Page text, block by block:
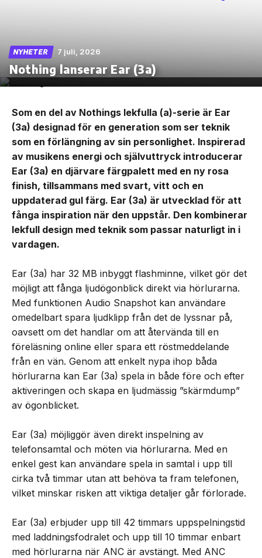
Skip
the
NYHETER 7 juli, 2026
Nothing lanserar Ear (3a)
Som en del av Nothings lekfulla (a)-serie är Ear
(3a) designad för en generation som ser teknik
som en förlängning av sin personlighet. Inspirerad
av musikens energi och självuttryck introducerar
Ear (3a) en djärvare färgpalett med en ny rosa
finish, tillsammans med svart, vitt och en
uppdaterad gul färg. Ear (3a) är utvecklad för att
fånga inspiration när den uppstår. Den kombinerar
lekfull design med teknik som passar naturligt in i
vardagen.
Ear (3a) har 32 MB inbyggt flashminne, vilket gör det
möjligt att fånga ljudögonblick direkt via hörlurarna.
Med funktionen Audio Snapshot kan användare
omedelbart spara ljudklipp från det de lyssnar på,
oavsett om det handlar om att återvända till en
föreläsning online eller spara ett röstmeddelande
från en vän. Genom att enkelt nypa ihop båda
hörlurarna kan Ear (3a) spela in både före och efter
aktiveringen och skapa en ljudmässig ”skärmdump”
av ögonblicket.
Ear (3a) möjliggör även direkt inspelning av
telefonsamtal och möten via hörlurarna. Med en
enkel gest kan användare spela in samtal i upp till
cirka två timmar utan att behöva ta fram telefonen,
vilket minskar risken att viktiga detaljer går förlorade.
Ear (3a) erbjuder upp till 42 timmars uppspelningstid
med laddningsfodralet och upp till 10 timmar enbart
med hörlurarna när ANC är avstängt. Med ANC